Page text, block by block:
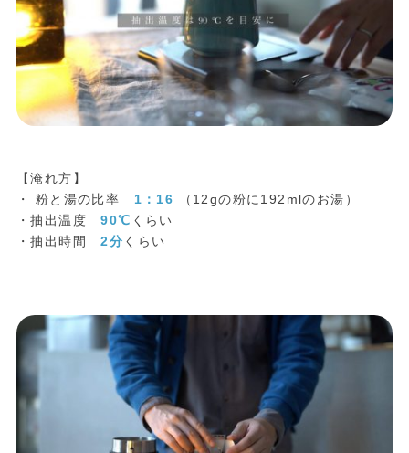
【淹れ方】
・ 粉と湯の比率 1：16 （12gの粉に192mlのお湯）
・抽出温度90℃ くらい
・抽出時間2分 くらい